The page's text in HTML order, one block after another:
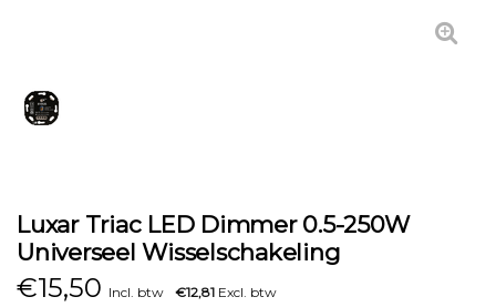
Luxar Triac LED Dimmer 0.5-250W
Universeel Wisselschakeling
€15,50 Incl. btw €12,81 Excl. btw